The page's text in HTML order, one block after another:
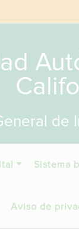
de
Sistema
Aviso de